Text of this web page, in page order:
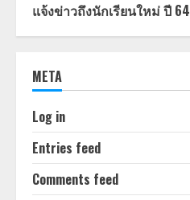
แจ้งข่าวถึงนักเรียนใหม่ ปี 64
META
Log in
Entries feed
Comments feed